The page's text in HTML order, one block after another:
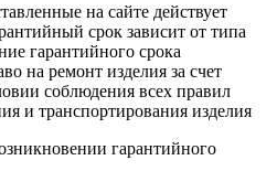
на сайте действует
срок зависит от типа
гарантийного срока
на ремонт изделия за счет
соблюдения всех правил
и транспортирования изделия
гарантийного